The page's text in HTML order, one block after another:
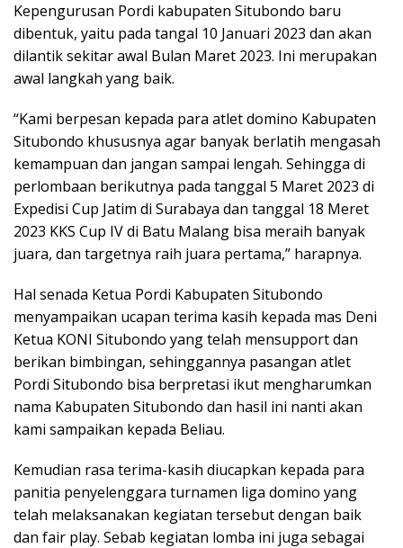
Kepengurusan Pordi kabupaten Situbondo baru
dibentuk, yaitu pada tangal 10 Januari 2023 dan akan
dilantik sekitar awal Bulan Maret 2023. Ini merupakan
awal langkah yang baik.
“Kami berpesan kepada para atlet domino Kabupaten
Situbondo khususnya agar banyak berlatih mengasah
kemampuan dan jangan sampai lengah. Sehingga di
perlombaan berikutnya pada tanggal 5 Maret 2023 di
Expedisi Cup Jatim di Surabaya dan tanggal 18 Meret
2023 KKS Cup IV di Batu Malang bisa meraih banyak
juara, dan targetnya raih juara pertama,” harapnya.
Hal senada Ketua Pordi Kabupaten Situbondo
menyampaikan ucapan terima kasih kepada mas Deni
Ketua KONI Situbondo yang telah mensupport dan
berikan bimbingan, sehinggannya pasangan atlet
Pordi Situbondo bisa berpretasi ikut mengharumkan
nama Kabupaten Situbondo dan hasil ini nanti akan
kami sampaikan kepada Beliau.
Kemudian rasa terima-kasih diucapkan kepada para
panitia penyelenggara turnamen liga domino yang
telah melaksanakan kegiatan tersebut dengan baik
dan fair play. Sebab kegiatan lomba ini juga sebagai